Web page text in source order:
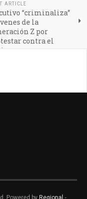
ARTICLE
“criminaliza”
de la
Z por
contra el
Powered by Regional -